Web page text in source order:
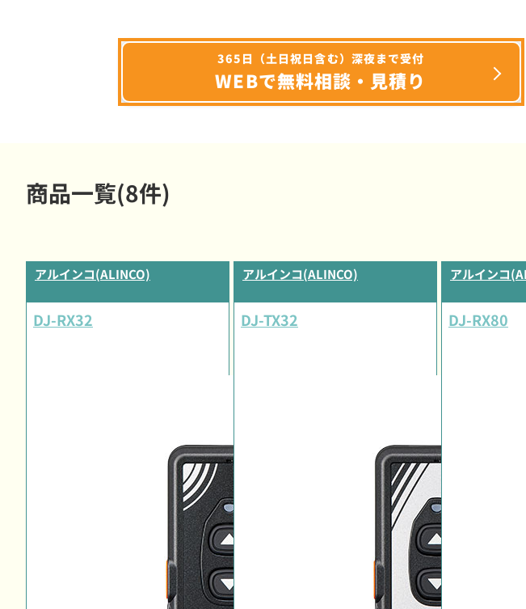
365日（土日祝日含む）深夜まで受付
WEBで無料相談・見積り
商品一覧(8件)
アルインコ(ALINCO)
DJ-RX32
アルインコ(ALINCO)
DJ-TX32
アルインコ
DJ-RX80